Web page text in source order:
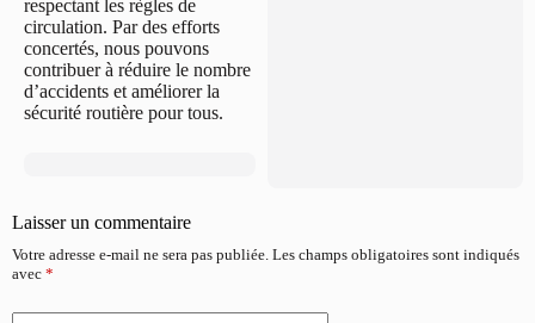
respectant les règles de
circulation. Par des efforts
concertés, nous pouvons
contribuer à réduire le nombre
d’accidents et améliorer la
sécurité routière pour tous.
Laisser un commentaire
Votre adresse e-mail ne sera pas publiée. Les champs obligatoires sont indiqués
avec *